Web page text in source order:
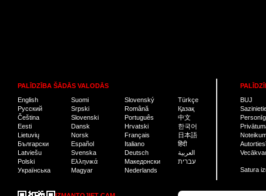
PALĪDZĪBA ŠĀDĀS VALODĀS
English
Русский
Čeština
Eesti
Lietuvių
Български
Latviešu
Polski
Українська
Suomi
Srpski
Slovenski
Dansk
Norsk
Español
Svenska
Ελληνικά
Magyar
Slovenský
Română
Português
Hrvatski
Français
Italiano
Deutsch
Македонски
Nederlands
Türkçe
Қазақ
中文
한국어
日本語
हिंदी
العربية
עברית
BUJ
Satura